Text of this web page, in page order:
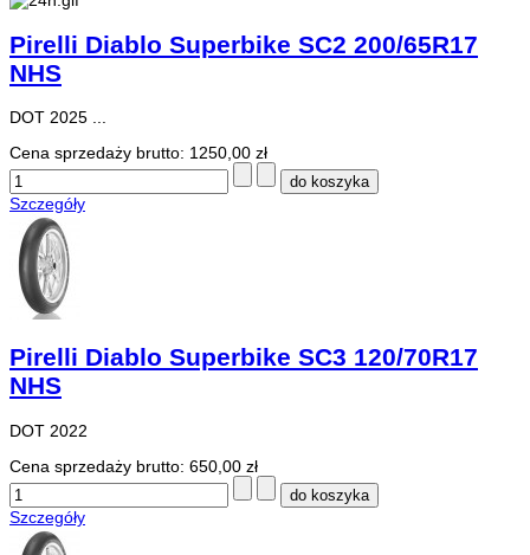
Pirelli Diablo Superbike SC2 200/65R17
NHS
DOT 2025 ...
Cena sprzedaży brutto: 1250,00 zł
Szczegóły
Pirelli Diablo Superbike SC3 120/70R17
NHS
DOT 2022
Cena sprzedaży brutto: 650,00 zł
Szczegóły